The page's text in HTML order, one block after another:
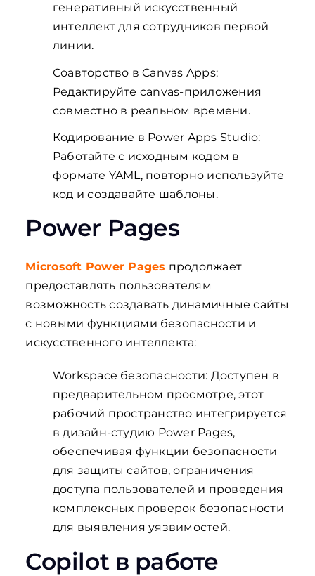
генеративный искусственный
интеллект для сотрудников первой
линии.
Соавторство в Canvas Apps:
Редактируйте canvas-приложения
совместно в реальном времени.
Кодирование в Power Apps Studio:
Работайте с исходным кодом в
формате YAML, повторно используйте
код и создавайте шаблоны.
Power Pages
Microsoft Power Pages продолжает
предоставлять пользователям
возможность создавать динамичные сайты
с новыми функциями безопасности и
искусственного интеллекта:
Workspace безопасности: Доступен в
предварительном просмотре, этот
рабочий пространство интегрируется
в дизайн-студию Power Pages,
обеспечивая функции безопасности
для защиты сайтов, ограничения
доступа пользователей и проведения
комплексных проверок безопасности
для выявления уязвимостей.
Copilot в работе